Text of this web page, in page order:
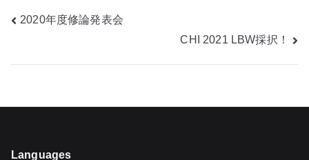
投
ビ
2020年度修論発表会
CHI 2021 LBW採択！
Languages